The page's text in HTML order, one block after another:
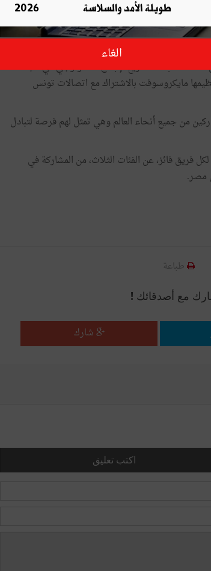
مسابقة كأس التخيّل 2016 للتكنولوجيات الحديثة تحط رحالها هذا السبت 23 أفريل 2016 بالقطب الجامعي بقابس في دورة
هذه المسابقة لمشاريع الإبداع التكنولوجي في مجالات
مايكروسوفت بالاشتراك مع اتصالات تونس
من جميع أنحاء العالم وهي تمثل لهم فرصة لتبادل
فريق فائز، عن الفئات الثلاث، من المشاركة في
مصر.
طباعة
مع أصدقائك !
شارك
اكتب تعليق
طويلة الأمد والسلاسة
2026
الغاء